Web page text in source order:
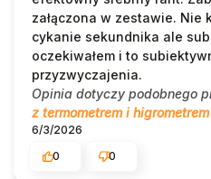
załączona w zestawie. Nie
cykanie sekundnika ale
oczekiwałem i to
przyzwyczajenia.
Opinia dotyczy podobnego
z termometrem i
6/3/2026
0
0